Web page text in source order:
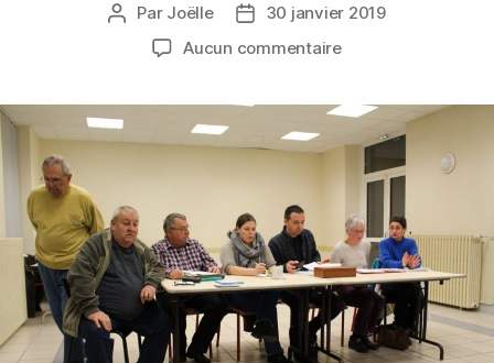
Auteur
l’article
Par Joëlle
Date30 janvier 2019
Aucun commentairesur
de
sang